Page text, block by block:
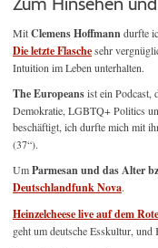
MitClemens Hoffmanndurfte
Die letzte Flaschesehr
Intuition im Leben unterhalten.
The Europeansist ein Podcast,
Demokratie, LGBTQ+ Politics
beschäftigt, ich durfte mich mit
(37“).
UmParmesan und das Alter
Deutschlandfunk Nova.
Heinzelcheese live auf dem
geht um deutsche Esskultur, und